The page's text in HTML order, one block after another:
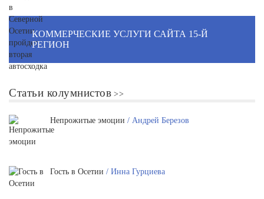
КОММЕРЧЕСКИЕ УСЛУГИ САЙТА 15-Й
РЕГИОН
Статьи колумнистов
Непрожитые эмоции / Андрей Березов
Гость в Осетии / Инна Гурциева